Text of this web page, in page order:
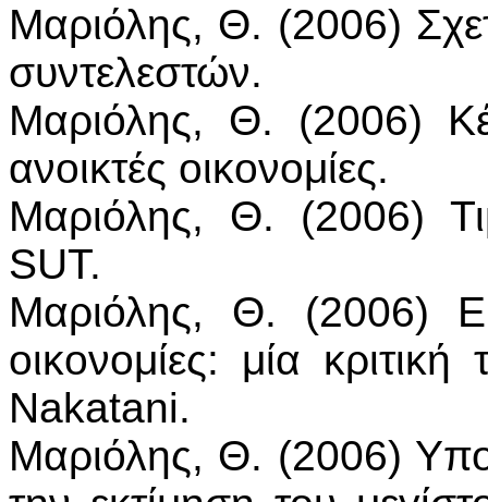
Μαριόλης, Θ. (2006)
συντελεστών.
Μαριόλης, Θ. (2006)
ανοικτές οικονομίες.
Μαριόλης, Θ. (2006)
SUT.
Μαριόλης, Θ. (2006)
οικονομίες: μία
Nakatani.
Μαριόλης, Θ. (2006)